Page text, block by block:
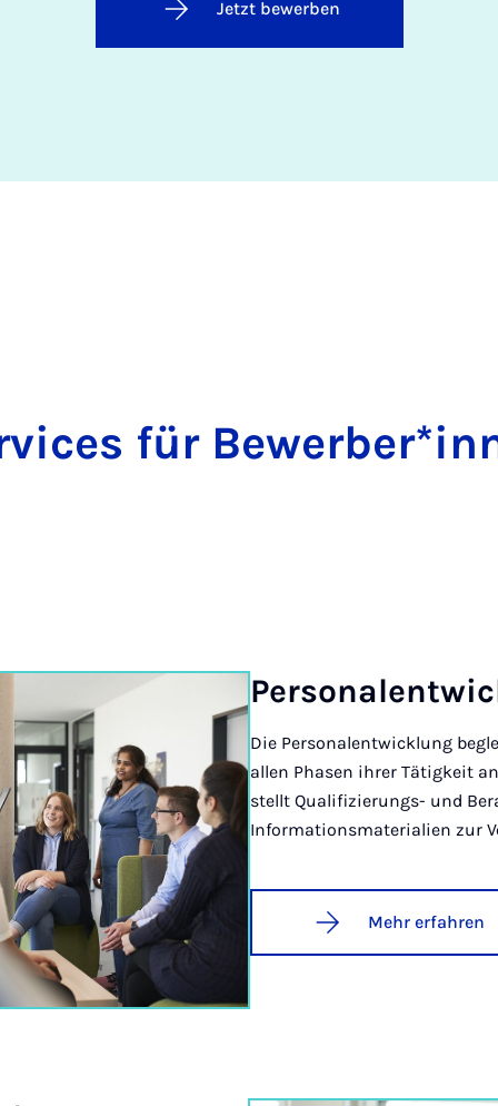
Jetzt bewerben
für
Die Personalentwicklung
allen Phasen ihrer Tätigkeit
stellt Qualifizierungs- und
Informationsmaterialien zur
Mehr erfahren